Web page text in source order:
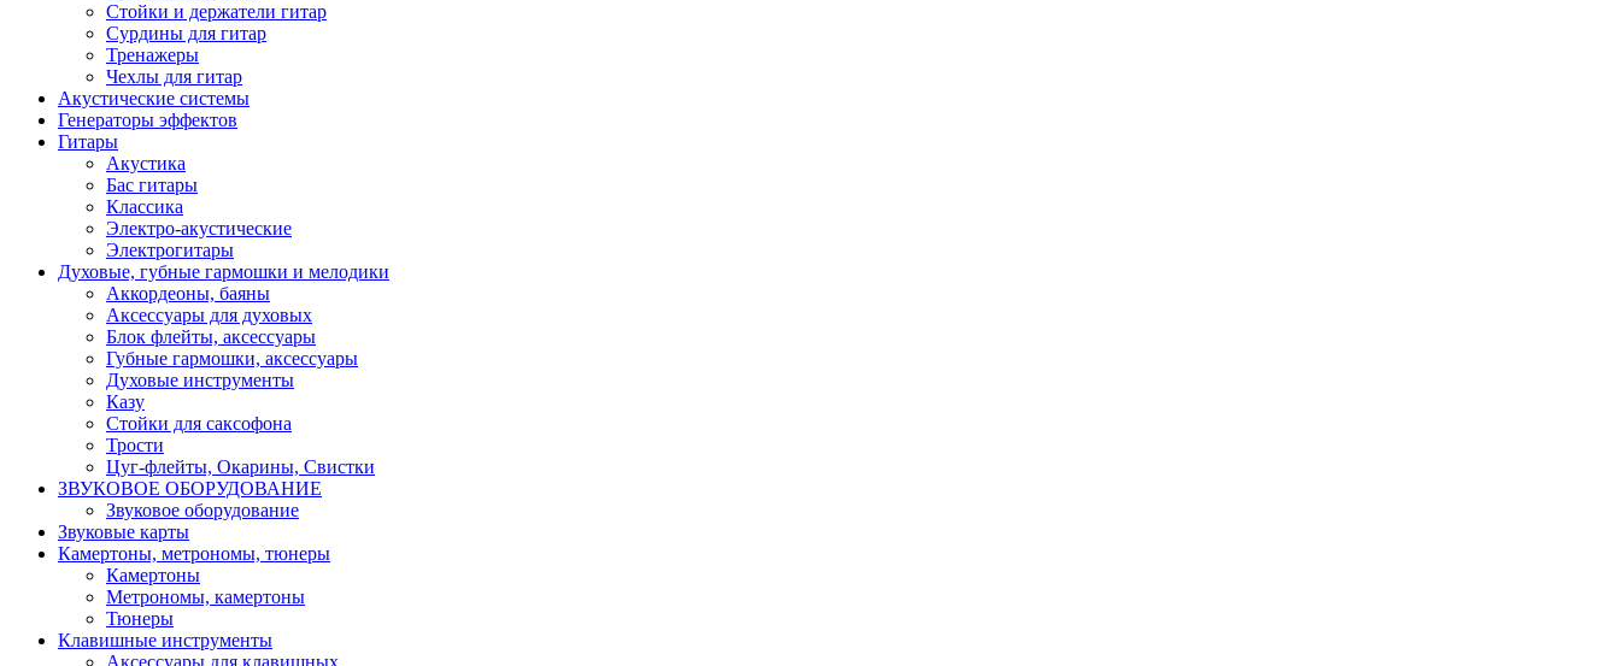
Стойки и держатели гитар
Сурдины для гитар
Тренажеры
Чехлы для гитар
Акустические системы
Генераторы эффектов
Гитары
Акустика
Бас гитары
Классика
Электро-акустические
Электрогитары
Духовые, губные гармошки и мелодики
Аккордеоны, баяны
Аксессуары для духовых
Блок флейты, аксессуары
Губные гармошки, аксессуары
Духовые инструменты
Казу
Стойки для саксофона
Трости
Цуг-флейты, Окарины, Свистки
ЗВУКОВОЕ ОБОРУДОВАНИЕ
Звуковое оборудование
Звуковые карты
Камертоны, метрономы, тюнеры
Камертоны
Метрономы, камертоны
Тюнеры
Клавишные инструменты
Аксессуары для клавишных